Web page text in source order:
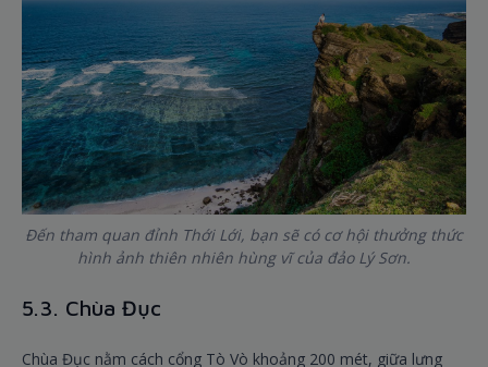
Đến tham quan đỉnh Thới Lới, bạn sẽ có cơ hội thưởng thức
hình ảnh thiên nhiên hùng vĩ của đảo Lý Sơn.
5.3. Chùa Đục
Chùa Đục nằm cách cổng Tò Vò khoảng 200 mét, giữa lưng